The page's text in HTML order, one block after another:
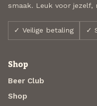
smaak. Leuk voor jezelf,
✓ Veilige betaling ✓
Shop
Beer Club
Shop